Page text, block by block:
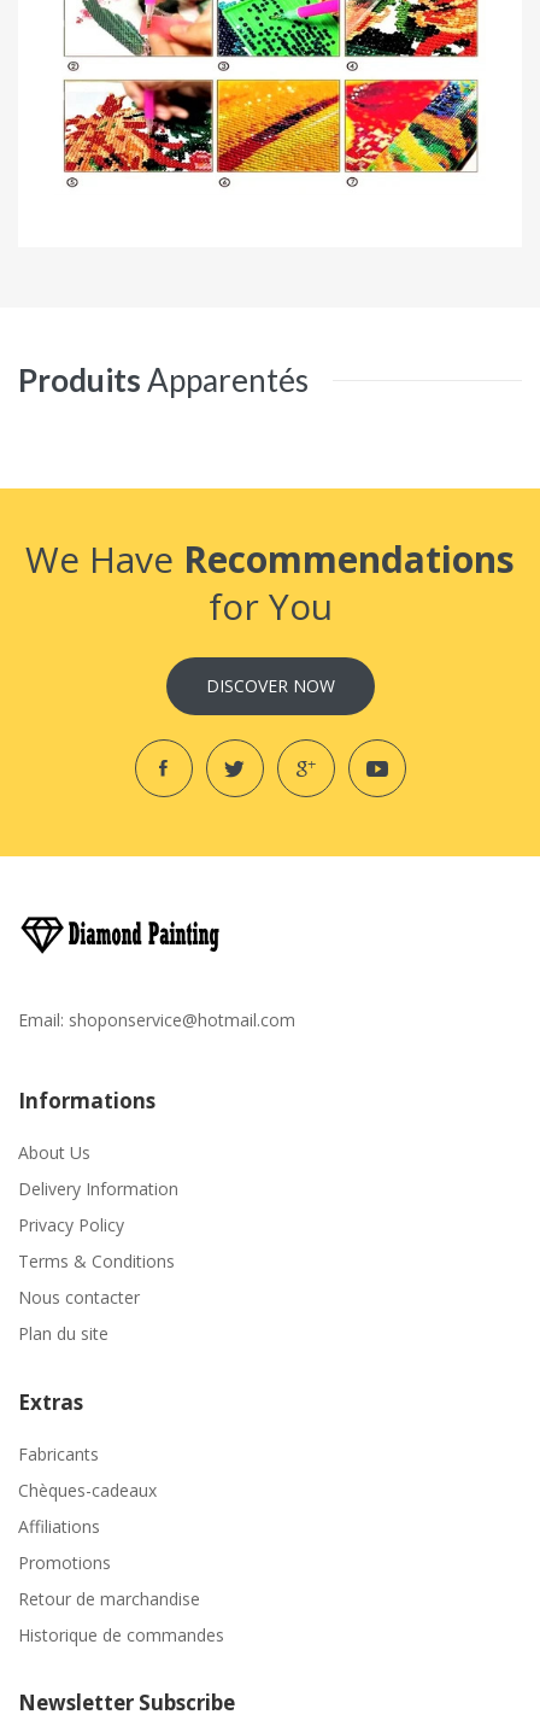
ProduitsApparentés
We Have Recommendations
for You
DISCOVER NOW
Email: shoponservice@hotmail.com
Informations
About Us
Delivery Information
Privacy Policy
Terms & Conditions
Nous contacter
Plan du site
Extras
Fabricants
Chèques-cadeaux
Affiliations
Promotions
Retour de marchandise
Historique de commandes
Newsletter Subscribe